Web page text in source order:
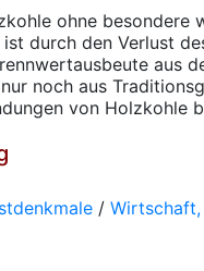
ohne besondere
durch den Verlust
aus
noch aus
von Holzkohle
/ Wirtschaft,